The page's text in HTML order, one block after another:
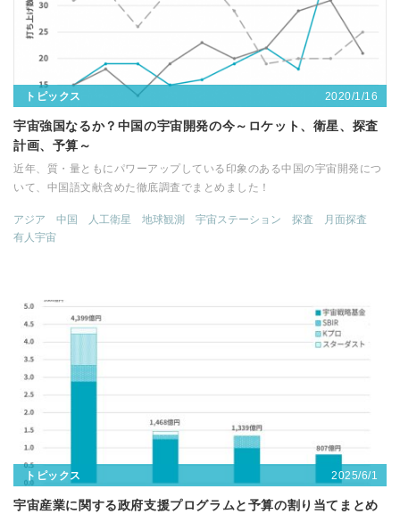
トピックス 2020/1/16
宇宙強国なるか？中国の宇宙開発の今～ロケット、衛星、探査
計画、予算～
近年、質・量ともにパワーアップしている印象のある中国の宇宙開発につ
いて、中国語文献含めた徹底調査でまとめました！
アジア 中国 人工衛星 地球観測 宇宙ステーション 探査
月面探査
有人宇宙
トピックス 2025/6/1
宇宙産業に関する政府支援プログラムと予算の割り当てまとめ